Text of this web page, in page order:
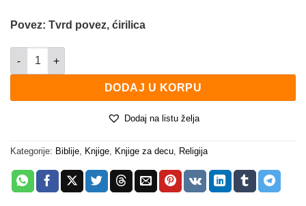
Povez: Tvrd povez, ćirilica
Moja prva Biblija - koferče količina
DODAJ U KORPU
Dodaj na listu želja
Kategorije: Biblije Knjige Knjige za decu Religija